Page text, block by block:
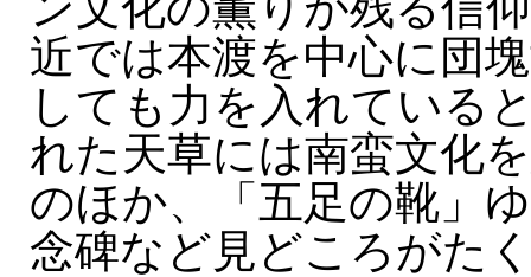
近では本渡を中心に団
しても力を入れている
れた天草には南蛮文化
のほか、「五足の靴」
念碑など見どころがた